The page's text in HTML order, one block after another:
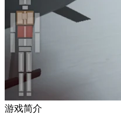
游戏简介